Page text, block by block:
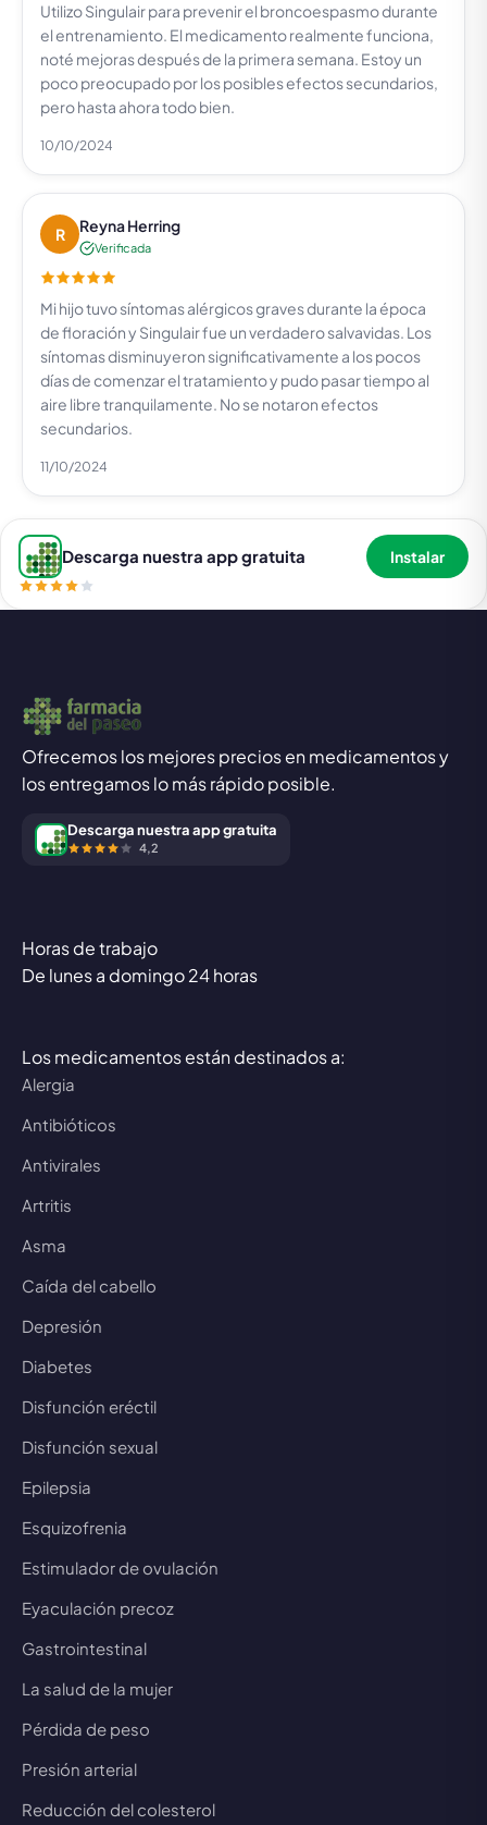
Utilizo Singulair para prevenir el broncoespasmo durante
el entrenamiento. El medicamento realmente funciona,
noté mejoras después de la primera semana. Estoy un
poco preocupado por los posibles efectos secundarios,
pero hasta ahora todo bien.
10/10/2024
R Reyna Herring
Verificada
Mi hijo tuvo síntomas alérgicos graves durante la época
de floración y Singulair fue un verdadero salvavidas. Los
síntomas disminuyeron significativamente a los pocos
días de comenzar el tratamiento y pudo pasar tiempo al
aire libre tranquilamente. No se notaron efectos
secundarios.
11/10/2024
Descarga nuestra app gratuita Instalar
Ofrecemos los mejores precios en medicamentos y
los entregamos lo más rápido posible.
Descarga nuestra app gratuita
4,2
Horas de trabajo
De lunes a domingo 24 horas
Los medicamentos están destinados a:
Alergia
Antibióticos
Antivirales
Artritis
Asma
Caída del cabello
Depresión
Diabetes
Disfunción eréctil
Disfunción sexual
Epilepsia
Esquizofrenia
Estimulador de ovulación
Eyaculación precoz
Gastrointestinal
La salud de la mujer
Pérdida de peso
Presión arterial
Reducción del colesterol